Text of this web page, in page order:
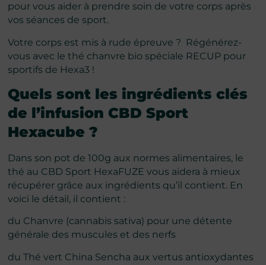
pour vous aider à prendre soin de votre corps après
vos séances de sport.
Votre corps est mis à rude épreuve ? Régénérez-
vous avec le thé chanvre bio spéciale RECUP pour
sportifs de Hexa3 !
Quels sont les ingrédients clés
de l’infusion CBD Sport
Hexacube ?
Dans son pot de 100g aux normes alimentaires, le
thé au CBD Sport HexaFUZE vous aidera à mieux
récupérer grâce aux ingrédients qu’il contient. En
voici le détail, il contient :
du Chanvre (cannabis sativa) pour une détente
générale des muscules et des nerfs
du Thé vert China Sencha aux vertus antioxydantes